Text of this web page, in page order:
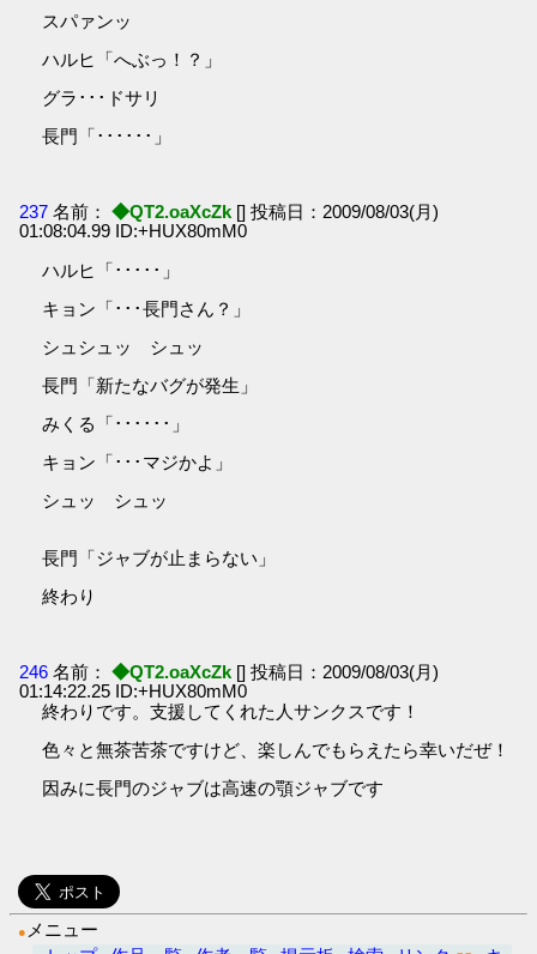
スパァンッ
ハルヒ「へぶっ！？」
グラ･･･ドサリ
長門「･･････」
237 名前： ◆QT2.oaXcZk [] 投稿日：2009/08/03(月)
01:08:04.99 ID:+HUX80mM0
ハルヒ「･････」
キョン「･･･長門さん？」
シュシュッ シュッ
長門「新たなバグが発生」
みくる「･･････」
キョン「･･･マジかよ」
シュッ シュッ
長門「ジャブが止まらない」
終わり
246 名前： ◆QT2.oaXcZk [] 投稿日：2009/08/03(月)
01:14:22.25 ID:+HUX80mM0
終わりです。支援してくれた人サンクスです！
色々と無茶苦茶ですけど、楽しんでもらえたら幸いだぜ！
因みに長門のジャブは高速の顎ジャブです
● メニュー